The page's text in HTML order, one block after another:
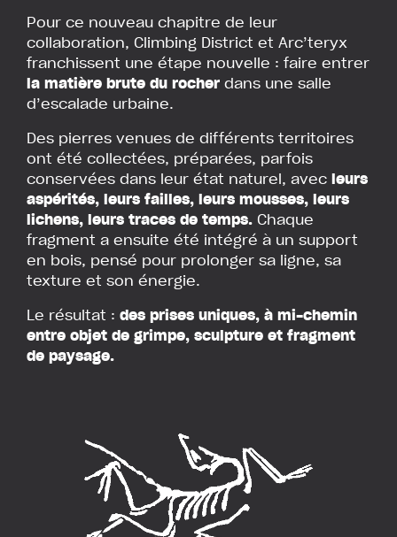
Pour ce nouveau chapitre de leur
collaboration, Climbing District et Arc’teryx
franchissent une étape nouvelle : faire entrer
la matière brute du rocher dans une salle
d’escalade urbaine.
Des pierres venues de différents territoires
ont été collectées, préparées, parfois
conservées dans leur état naturel, avec leurs
aspérités, leurs failles, leurs mousses, leurs
lichens, leurs traces de temps. Chaque
fragment a ensuite été intégré à un support
en bois, pensé pour prolonger sa ligne, sa
texture et son énergie.
Le résultat : des prises uniques, à mi-chemin
entre objet de grimpe, sculpture et fragment
de paysage.